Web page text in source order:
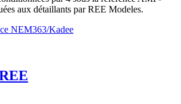
aux détaillants par REE Modeles.
NEM363/Kadee